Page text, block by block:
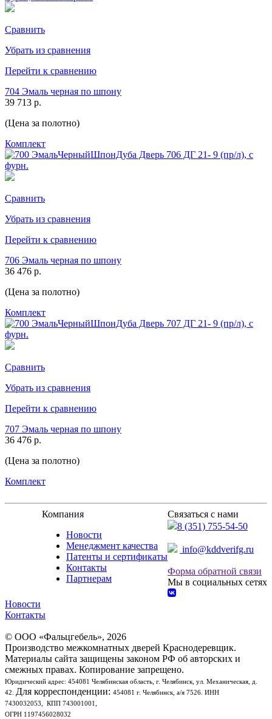
Сравнить
Убрать из сравнения
Перейти к сравнению
704 Эмаль черная по шпону
39 713 р.
(Цена за полотно)
Комплект
Сравнить
Убрать из сравнения
Перейти к сравнению
706 Эмаль черная по шпону
36 476 р.
(Цена за полотно)
Комплект
Сравнить
Убрать из сравнения
Перейти к сравнению
707 Эмаль черная по шпону
36 476 р.
(Цена за полотно)
Комплект
Компания
Новости
Менеджмент качества
Патенты и сертификаты
Контакты
Партнерам
Связаться с нами
8 (351) 755-54-50
info@kddverifg.ru
Форма обратной связи
Мы в социальных сетях
Новости
Контакты
© ООО «Фальцгебель», 2026
Производство межкомнатных дверей Краснодеревщик.
Материалы сайта защищены законом РФ об авторских и
смежных правах. Копирование запрещено.
Юридический адрес: 454081 Челябинская область, г. Челябинск, ул. Механическая, д.
42
Для корреспонденции: 454081 г. Челябинск, а/я 7526. ИНН
7430032053, КПП 743001001,
ОГРН 1197456028032